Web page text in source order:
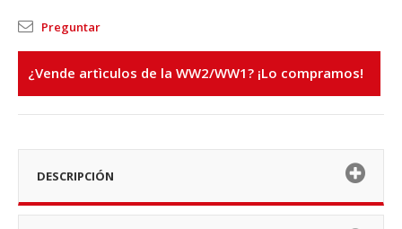
Preguntar
¿Vende artìculos de la WW2/WW1? ¡Lo compramos!
DESCRIPCIÓN